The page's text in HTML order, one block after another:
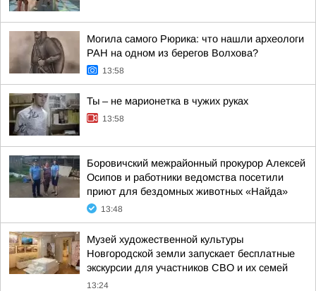
Могила самого Рюрика: что нашли археологи
РАН на одном из берегов Волхова?
13:58
Ты – не марионетка в чужих руках
13:58
Боровичский межрайонный прокурор Алексей
Осипов и работники ведомства посетили
приют для бездомных животных «Найда»
13:48
Музей художественной культуры
Новгородской земли запускает бесплатные
экскурсии для участников СВО и их семей
13:24